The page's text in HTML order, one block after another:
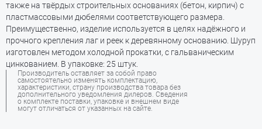
также на твёрдых строительных основаниях (бетон, кирпич) с
пластмассовыми дюбелями соответствующего размера.
Преимущественно, изделие используется в целях надёжного и
прочного крепления лаг и реек к деревянному основанию. Шуруп
изготовлен методом холодной прокатки, с гальваническим
цинкованием. В упаковке: 25 штук.
Производитель оставляет за собой право
самостоятельно изменять комплектацию,
характеристики, страну производства товара без
дополнительного уведомления дилеров. Сведения
о комплекте поставки, упаковке и внешнем виде
могут отличаться от указанных на сайте.